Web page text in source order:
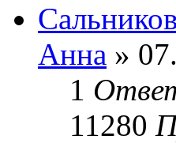
Анна »
1
11280